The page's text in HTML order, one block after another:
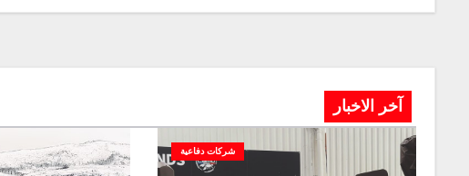
آخر الاخبار
شركات دفاعية